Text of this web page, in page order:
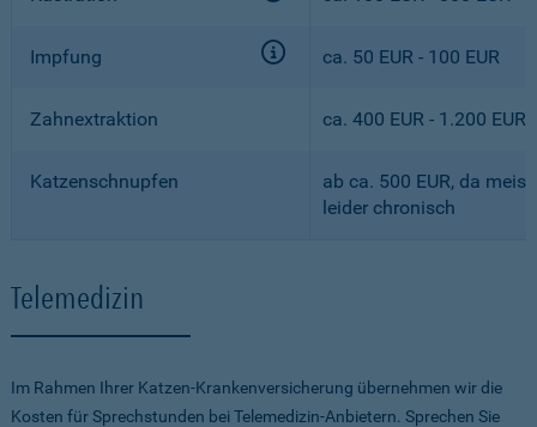
Impfung ca. 50 EUR - 100 EUR
Zahnextraktion ca. 400 EUR - 1.200 EUR
Katzenschnupfen
ab ca. 500 EUR, da
leider chronisch
Telemedizin
Im Rahmen Ihrer Katzen-Krankenversicherung übernehmen wir die
Kosten für Sprechstunden bei Telemedizin-Anbietern. Sprechen Sie